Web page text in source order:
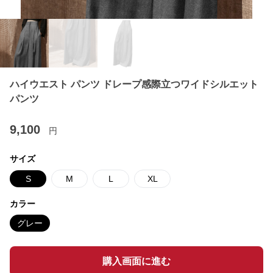
ハイウエスト パンツ ドレープ感際立つワイドシルエット
パンツ
9,100 円
サイズ
S M L XL
カラー
グレー
購入画面に進む